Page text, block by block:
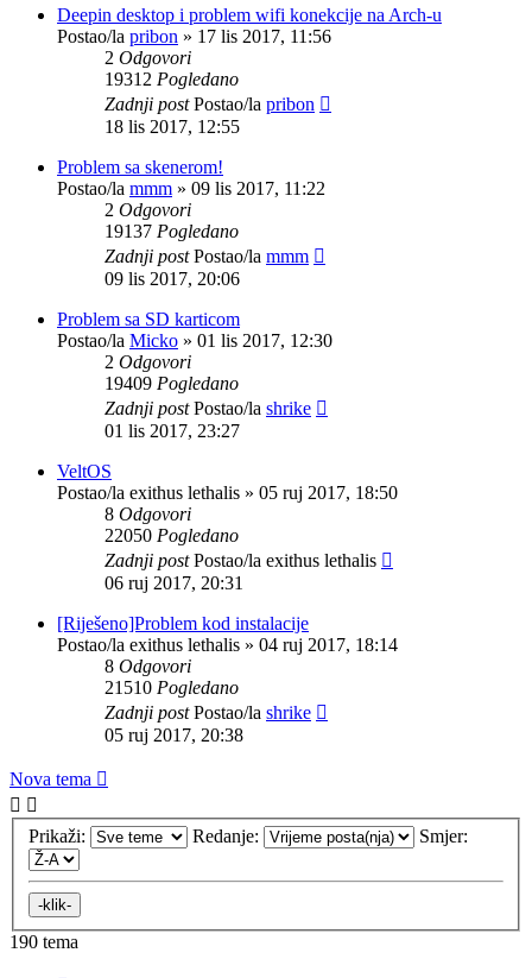
Deepin desktop i problem wifi konekcije na Arch-u
Postao/la pribon » 17 lis 2017, 11:56
2 Odgovori
19312 Pogledano
Zadnji postPostao/la pribon
18 lis 2017, 12:55
Problem sa skenerom!
Postao/la mmm » 09 lis 2017, 11:22
2 Odgovori
19137 Pogledano
Zadnji postPostao/la mmm
09 lis 2017, 20:06
Problem sa SD karticom
Postao/la Micko » 01 lis 2017, 12:30
2 Odgovori
19409 Pogledano
Zadnji postPostao/la shrike
01 lis 2017, 23:27
VeltOS
Postao/la exithus lethalis » 05 ruj 2017, 18:50
8 Odgovori
22050 Pogledano
Zadnji postPostao/la exithus lethalis
06 ruj 2017, 20:31
[Riješeno]Problem kod instalacije
Postao/la exithus lethalis » 04 ruj 2017, 18:14
8 Odgovori
21510 Pogledano
Zadnji postPostao/la shrike
05 ruj 2017, 20:38
Nova tema
Prikaži: Redanje: Smjer:
190 tema